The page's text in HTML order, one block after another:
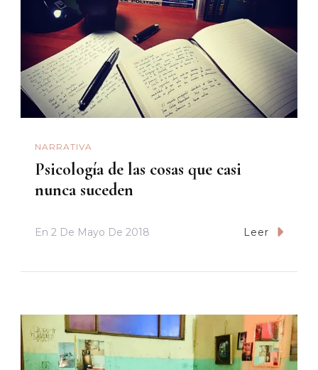
NARRATIVA
Psicología de las cosas que casi
nunca suceden
En 2 De Mayo De 2018 Leer